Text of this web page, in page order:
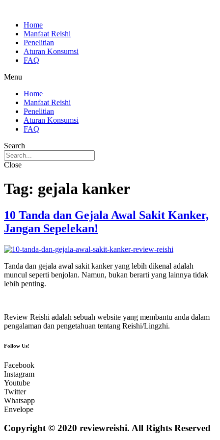
contentHome
Manfaat Reishi
Penelitian
Aturan Konsumsi
FAQ
Menu
Home
Manfaat Reishi
Penelitian
Aturan Konsumsi
FAQ
Search
Close
Tag: gejala kanker
10 Tanda dan Gejala Awal Sakit Kanker,
Jangan Sepelekan!
Tanda dan gejala awal sakit kanker yang lebih dikenal adalah
muncul seperti benjolan. Namun, bukan berarti yang lainnya tidak
lebih penting.
Review Reishi adalah sebuah website yang membantu anda dalam
pengalaman dan pengetahuan tentang Reishi/Lingzhi.
Follow Us!
Facebook
Instagram
Youtube
Twitter
Whatsapp
Envelope
Copyright © 2020 reviewreishi. All Rights Reserved